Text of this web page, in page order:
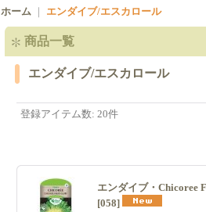
ホーム エンダイブ/エスカロール
商品一覧
エンダイブ/エスカロール
登録アイテム数: 20件
エンダイブ・Chicoree
[058]